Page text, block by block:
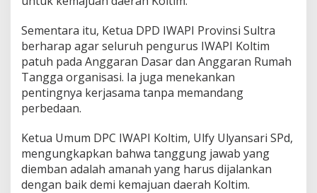
Sementara itu, Ketua DPD IWAPI Provinsi Sultra
berharap agar seluruh pengurus IWAPI Koltim
patuh pada Anggaran Dasar dan Anggaran Rumah
Tangga organisasi. Ia juga menekankan
pentingnya kerjasama tanpa memandang
perbedaan.
Ketua Umum DPC IWAPI Koltim, Ulfy Ulyansari SPd,
mengungkapkan bahwa tanggung jawab yang
diemban adalah amanah yang harus dijalankan
dengan baik demi kemajuan daerah Koltim.